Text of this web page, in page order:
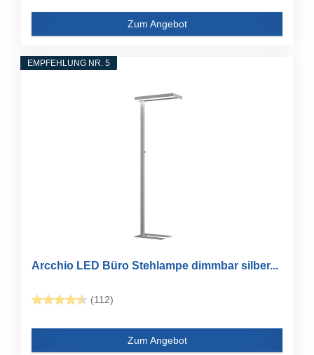
Zum Angebot
EMPFEHLUNG NR. 5
Arcchio LED Büro Stehlampe dimmbar silber...
(112)
Zum Angebot